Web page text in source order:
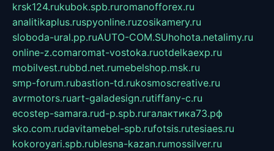
krsk124.rukubok.spb.ruromanofforex.ru
analitikaplus.ruspyonline.ruzosikamery.ru
sloboda-ural.pp.ruAUTO-COM.SUhohota.netalimy.ru
online-z.comaromat-vostoka.ruotdelkaexp.ru
mobilvest.rubbd.net.rumebelshop.msk.ru
smp-forum.rubastion-td.rukosmoscreative.ru
avrmotors.ruart-galadesign.rutiffany-c.ru
ecostep-samara.rud-p.spb.ruгалактика73.рф
sko.com.rudavitamebel-spb.rufotsis.rutesiaes.ru
kokoroyari.spb.rublesna-kazan.rumossilver.ru